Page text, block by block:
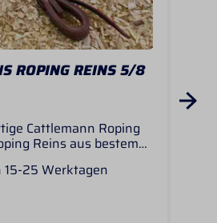
ROPING REINS 5/8
Cattlemann Roping
Reins aus bestem
mit hellen Nähten
25 Werktagen